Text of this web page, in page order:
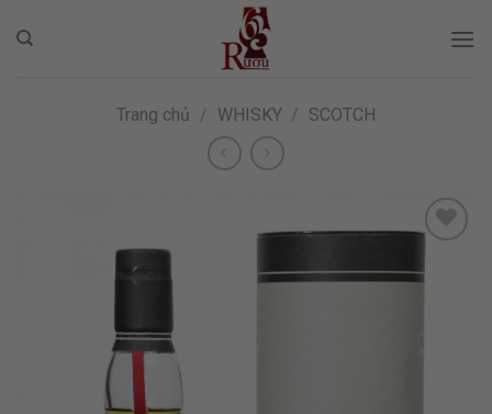
Trang chủ / WHISKY / SCOTCH